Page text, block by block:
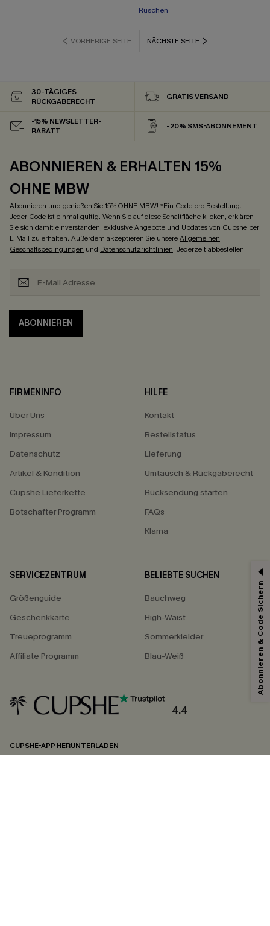
Rüschen
VORHERIGE SEITE NÄCHSTE SEITE
30-TÄGIGES
RÜCKGABERECHT
GRATIS VERSAND
-15% NEWSLETTER-
RABATT
-20% SMS-ABONNEMENT
ABONNIEREN & ERHALTEN 15%
OHNE MBW
Abonnieren und genießen Sie 15% OHNE MBW! *Ein Code pro Bestellung.
Jeder Code ist einmal gültig. Wenn Sie auf diese Schaltfläche klicken, erklären
Sie sich damit einverstanden, exklusive Angebote und Updates von Cupshe per
E-Mail zu erhalten. Außerdem akzeptieren Sie unsereAllgemeinen
Geschäftsbedingungen und Datenschutzrichtlinien. Jederzeit abbestellen.
ABONNIEREN
FIRMENINFO
Über Uns
Impressum
Datenschutz
Artikel & Kondition
Cupshe Lieferkette
Botschafter Programm
HILFE
Kontakt
Bestellstatus
Lieferung
Umtausch & Rückgaberecht
Rücksendung starten
FAQs
Klarna
SERVICEZENTRUM
Größenguide
Geschenkkarte
Treueprogramm
Affiliate Programm
BELIEBTE SUCHEN
Bauchweg
High-Waist
Sommerkleider
Blau-Weiß
4.4
CUPSHE-APP HERUNTERLADEN
15% ERHALTEN
15% ohne MBW für E-Mail-Abonnenten.
*Ein Code pro Bestellung. Jeder Code ist einmal gültig.
undDatenschutzbestimmungen. Sie können sich jederzeit abmelden.
Abonnieren & Code Sichern